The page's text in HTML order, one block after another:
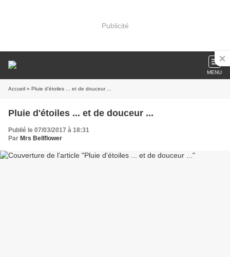
Publicité
MENU
Accueil » Pluie d'étoiles ... et de douceur ...
Pluie d'étoiles ... et de douceur ...
Publié le 07/03/2017 à 18:31
Par Mrs Bellflower